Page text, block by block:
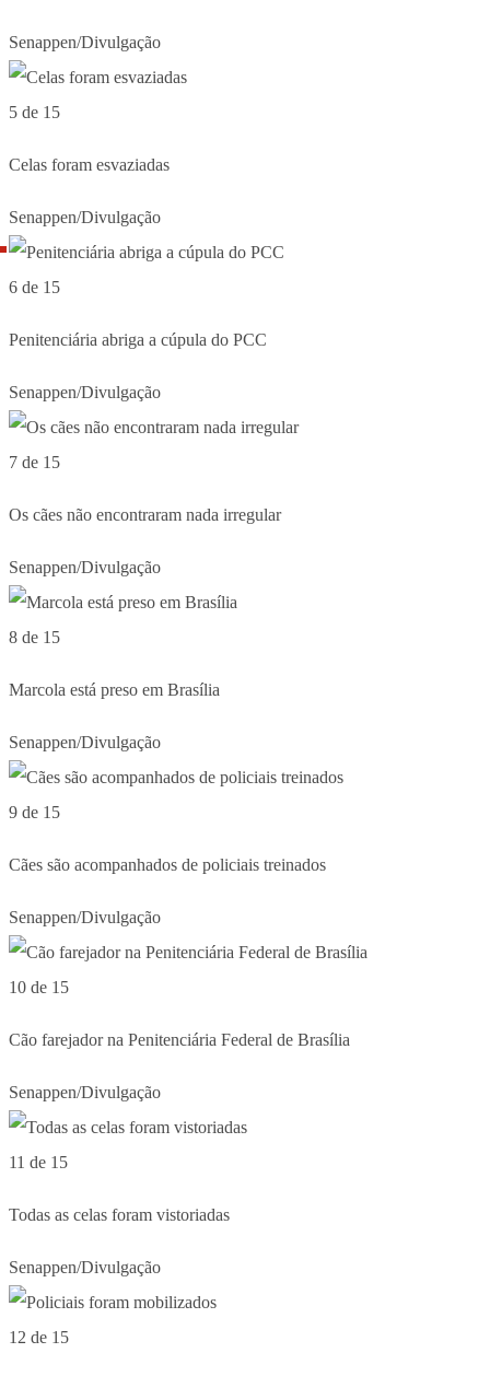
Senappen/Divulgação
5 de 15
Celas foram esvaziadas
Senappen/Divulgação
6 de 15
Penitenciária abriga a cúpula do PCC
Senappen/Divulgação
7 de 15
Os cães não encontraram nada irregular
Senappen/Divulgação
8 de 15
Marcola está preso em Brasília
Senappen/Divulgação
9 de 15
Cães são acompanhados de policiais treinados
Senappen/Divulgação
10 de 15
Cão farejador na Penitenciária Federal de Brasília
Senappen/Divulgação
11 de 15
Todas as celas foram vistoriadas
Senappen/Divulgação
12 de 15